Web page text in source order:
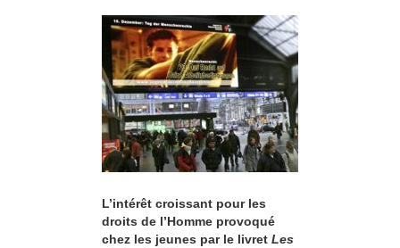
L’intérêt croissant pour les
droits de l’Homme provoqué
chez les jeunes par le livret Les